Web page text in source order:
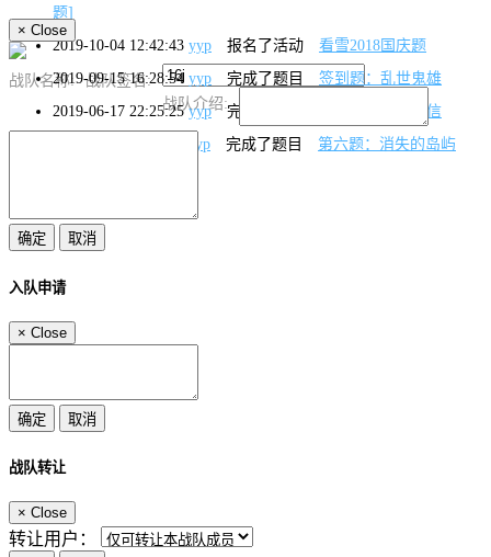
题]
2019-10-04 12:42:43 yyp 报名了活动
看雪2018国庆题
2019-09-15 16:28:54 yyp 完成了题目
签到题：乱世鬼雄
2019-06-17 22:25:25 yyp 完成了题目
第一题：神秘来信
yyp 完成了题目 第六题：消失的岛屿
× Close
战队名称:
战队签名:
战队介绍:
入队申请
× Close
战队转让
× Close
转让用户：